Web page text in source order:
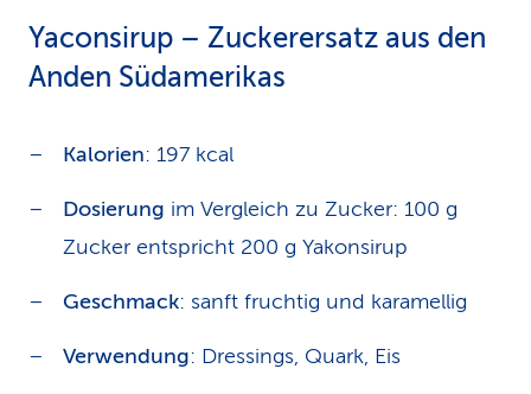
Yaconsirup – Zuckerersatz aus den
Anden Südamerikas
Kalorien: 197 kcal
Dosierung im Vergleich zu Zucker: 100 g
Zucker entspricht 200 g Yakonsirup
Geschmack: sanft fruchtig und karamellig
Verwendung: Dressings, Quark, Eis